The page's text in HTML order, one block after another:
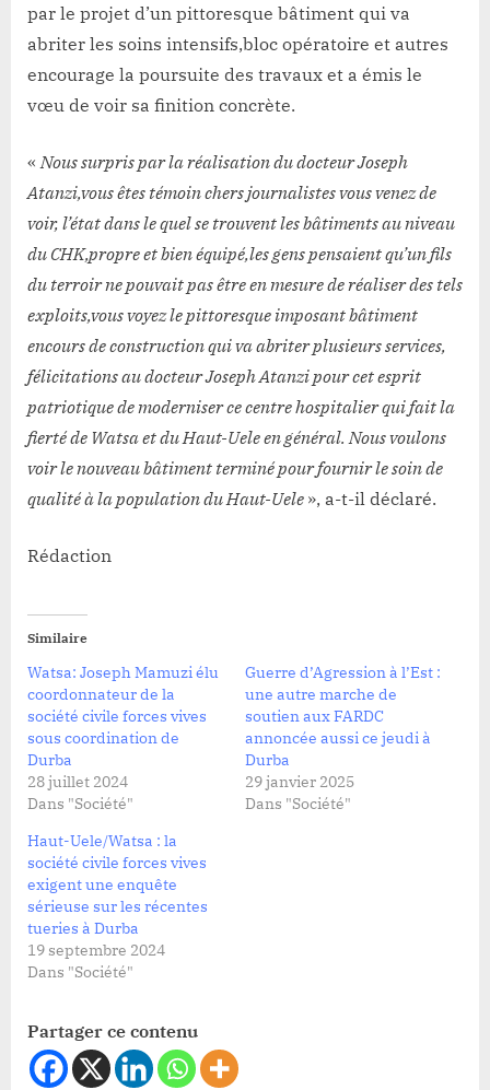
par le projet d’un pittoresque bâtiment qui va
abriter les soins intensifs,bloc opératoire et autres
encourage la poursuite des travaux et a émis le
vœu de voir sa finition concrète.
« Nous surpris par la réalisation du docteur Joseph
Atanzi,vous êtes témoin chers journalistes vous venez de
voir, l’état dans le quel se trouvent les bâtiments au niveau
du CHK,propre et bien équipé,les gens pensaient qu’un fils
du terroir ne pouvait pas être en mesure de réaliser des tels
exploits,vous voyez le pittoresque imposant bâtiment
encours de construction qui va abriter plusieurs services,
félicitations au docteur Joseph Atanzi pour cet esprit
patriotique de moderniser ce centre hospitalier qui fait la
fierté de Watsa et du Haut-Uele en général. Nous voulons
voir le nouveau bâtiment terminé pour fournir le soin de
qualité à la population du Haut-Uele », a-t-il déclaré.
Rédaction
Similaire
Watsa: Joseph Mamuzi élu
coordonnateur de la
société civile forces vives
sous coordination de
Durba
28 juillet 2024
Dans "Société"
Guerre d’Agression à l’Est :
une autre marche de
soutien aux FARDC
annoncée aussi ce jeudi à
Durba
29 janvier 2025
Dans "Société"
Haut-Uele/Watsa : la
société civile forces vives
exigent une enquête
sérieuse sur les récentes
tueries à Durba
19 septembre 2024
Dans "Société"
Partager ce contenu